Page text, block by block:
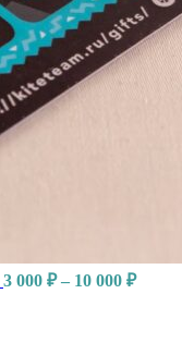
3 000 ₽ – 10 000 ₽